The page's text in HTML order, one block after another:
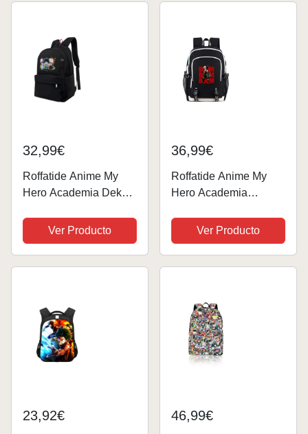
32,99€
Roffatide Anime My
Hero Academia Deku
Mochila Bolsa de
Nylon Negra para
Libros Mochila Escolar
Ver Producto
36,99€
Roffatide Anime My
Hero Academia
Boom Mochila para
portátil con Puerto de
Carga USB y Puerto
Ver Producto
23,92€ 46,99€